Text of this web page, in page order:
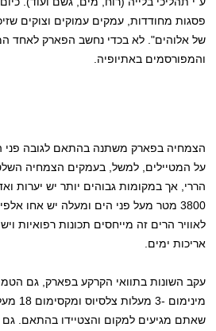
פסגות מחודדות, עמקים עמוקים וצוקים
של אלוהים". לא בכדי נחשב הפארק לאחד
והמפורסמים באתיופיה.
הצמחיה בפארק משתנה בהתאם לגובה פני
על המטיילים, למשל, בעמקים הצמחיה
הררי, אך במקומות גבוהים יותר יש יערות
3800 מטר מעל פני הים ומעלה יש אחו
לאוויר הרים זה מייחסים תכונות רפואיות
אריכות ימים.
עקב השונות בתוואי הקרקע בפארק, גם
שאתם מגיעים למקום והצטיידו בהתאם.